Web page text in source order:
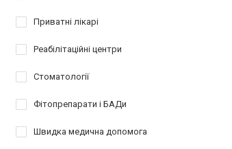
Приватні лікарі
Реабілітаційні центри
Стоматології
Фітопрепарати і БАДи
Швидка медична допомога